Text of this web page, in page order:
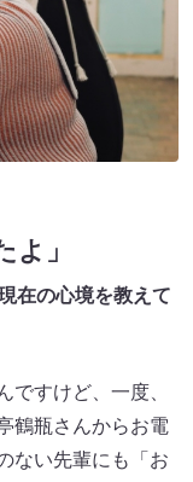
」
在の心境を教えて
すけど、一度、
鶴瓶さんからお電
ない先輩にも「お